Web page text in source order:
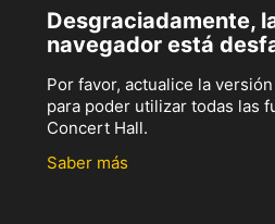
Desgraciadamente,
navegador está
Por favor, actualice la
para poder utilizar todas las
Concert Hall.
Saber más